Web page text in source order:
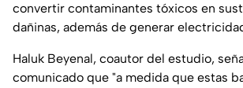
convertir contaminantes tóxicos en
dañinas, además de generar
Haluk Beyenal, coautor del estudio,
comunicado que "a medida que estas